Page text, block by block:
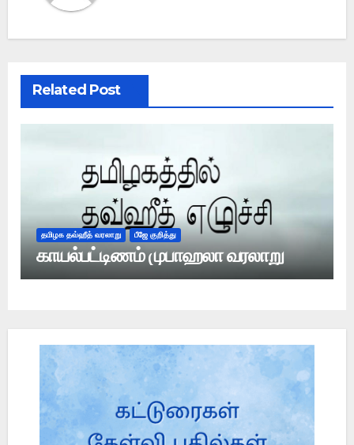
Related Post
தமிழக தவ்ஹீத் வரலாறு பீஜே குறித்து
காயல்பட்டிணம் முபாஹலா வரலாறு